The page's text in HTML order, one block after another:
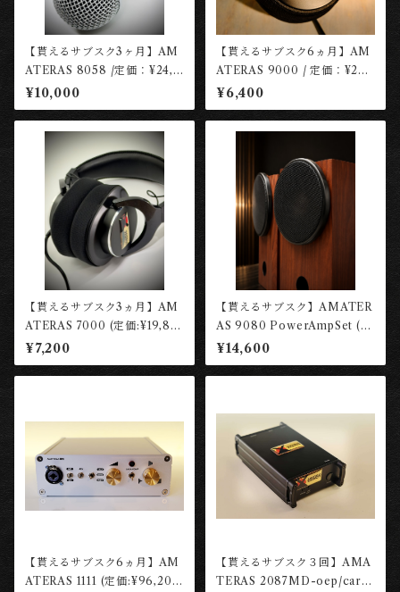
【貰えるサブスク3ヶ月】AM
ATERAS 8058 /定価：¥24,2
00(税込)/ Dynamic Microp
hone ［長岡工房］
¥10,000
【貰えるサブスク6ヵ月】AM
ATERAS 9000 / 定価：¥29,
200(税込)【レンタル権】
［長岡工房］
¥6,400
【貰えるサブスク3ヵ月】AM
ATERAS 7000 (定価:¥19,80
0税込)【レンタル権】 ［長岡
工房］
¥7,200
【貰えるサブスク】AMATER
AS 9080 PowerAmpSet (定
価:¥68,200税込)【レンタル
権】 ［長岡工房］
¥14,600
【貰えるサブスク6ヵ月】AM
ATERAS 1111 (定価:¥96,200
【貰えるサブスク３回】AMA
TERAS 2087MD-oep/carn